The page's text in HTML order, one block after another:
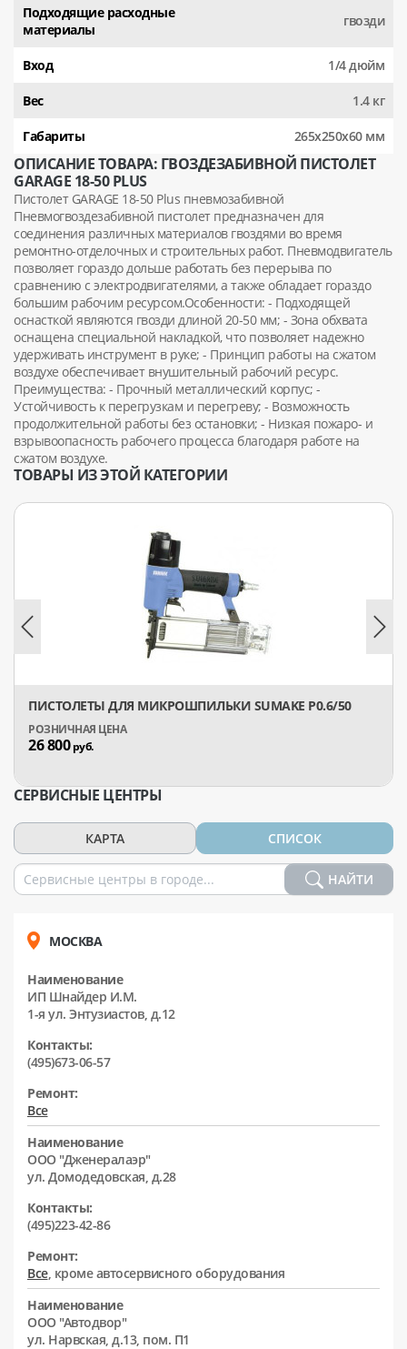
Подходящие расходные
материалы
гвозди
Вход 1/4 дюйм
Вес 1.4 кг
Габариты 265x250x60 мм
ОПИСАНИЕ ТОВАРА: ГВОЗДЕЗАБИВНОЙ ПИСТОЛЕТ
GARAGE 18-50 PLUS
Пистолет GARAGE 18-50 Plus пневмозабивной
Пневмогвоздезабивной пистолет предназначен для
соединения различных материалов гвоздями во время
ремонтно-отделочных и строительных работ. Пневмодвигатель
позволяет гораздо дольше работать без перерыва по
сравнению с электродвигателями, а также обладает гораздо
большим рабочим ресурсом.Особенности: - Подходящей
оснасткой являются гвозди длиной 20-50 мм; - Зона обхвата
оснащена специальной накладкой, что позволяет надежно
удерживать инструмент в руке; - Принцип работы на сжатом
воздухе обеспечивает внушительный рабочий ресурс.
Преимущества: - Прочный металлический корпус; -
Устойчивость к перегрузкам и перегреву; - Возможность
продолжительной работы без остановки; - Низкая пожаро- и
взрывоопасность рабочего процесса благодаря работе на
сжатом воздухе.
ТОВАРЫ ИЗ ЭТОЙ КАТЕГОРИИ
ПИСТОЛЕТЫ ДЛЯ МИКРОШПИЛЬКИ SUMAKE P0.6/50
26 800руб.
СЕРВИСНЫЕ ЦЕНТРЫ
КАРТА СПИСОК
НАЙТИ
МОСКВА
Наименование
ИП Шнайдер И.М.
1-я ул. Энтузиастов, д.12
Контакты:
(495)673-06-57
Ремонт:
Все
Наименование
ООО "Дженералаэр"
ул. Домодедовская, д.28
Контакты:
(495)223-42-86
Ремонт:
Все, кроме автосервисного оборудования
Наименование
ООО "Автодвор"
ул. Нарвская, д.13, пом. П1